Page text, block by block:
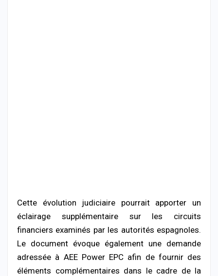
Cette évolution judiciaire pourrait apporter un
éclairage supplémentaire sur les circuits
financiers examinés par les autorités espagnoles.
Le document évoque également une demande
adressée à AEE Power EPC afin de fournir des
éléments complémentaires dans le cadre de la